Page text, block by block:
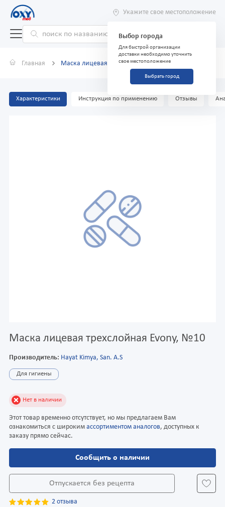
Укажите свое местоположение
Выбор города
Для быстрой организации
доставки необходимо уточнить
свое местоположение
Выбрать город
Главная Маска лицевая трехслойная Evony, №10
Характеристики Инструкция по применению Отзывы
Маска лицевая трехслойная Evony, №10
Производитель: Hayat Kimya, San. A.S
Для гигиены
Нет в наличии
Этот товар временно отсутствует, но мы предлагаем Вам
ознакомиться с широким ассортиментом аналогов, доступных к
заказу прямо сейчас.
Сообщить о наличии
Отпускается без рецепта
2 отзыва